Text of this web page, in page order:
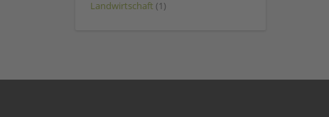
Landwirtschaft (1)